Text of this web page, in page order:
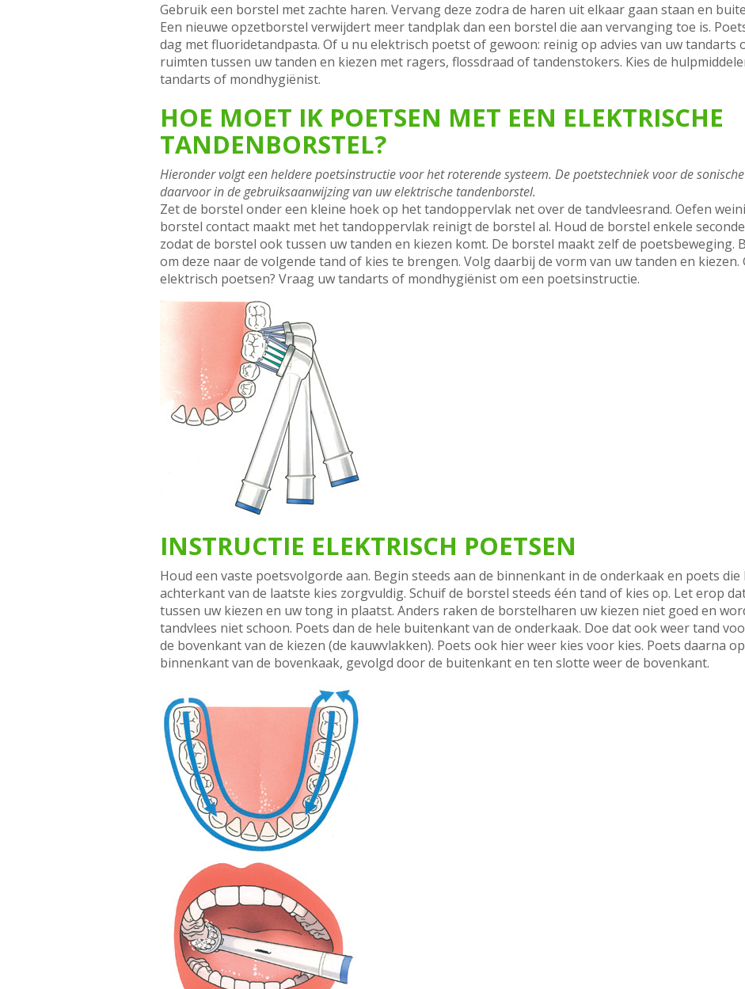
Gebruik een borstel met zachte haren. Vervang deze zodra de haren uit elkaar gaan staan en
Een nieuwe opzetborstel verwijdert meer tandplak dan een borstel die aan vervanging toe is.
dag met fluoridetandpasta. Of u nu elektrisch poetst of gewoon: reinig op advies van uw tandarts
ruimten tussen uw tanden en kiezen met ragers, flossdraad of tandenstokers. Kies de
tandarts of mondhygiënist.
HOE MOET IK POETSEN MET EEN ELEKTRISCHE
TANDENBORSTEL?
Hieronder volgt een heldere poetsinstructie voor het roterende systeem. De poetstechniek voor de
daarvoor in de gebruiksaanwijzing van uw elektrische tandenborstel.
Zet de borstel onder een kleine hoek op het tandoppervlak net over de tandvleesrand. Oefen
borstel contact maakt met het tandoppervlak reinigt de borstel al. Houd de borstel enkele
zodat de borstel ook tussen uw tanden en kiezen komt. De borstel maakt zelf de poetsbeweging.
om deze naar de volgende tand of kies te brengen. Volg daarbij de vorm van uw tanden en
elektrisch poetsen? Vraag uw tandarts of mondhygiënist om een poetsinstructie.
INSTRUCTIE ELEKTRISCH POETSEN
Houd een vaste poetsvolgorde aan. Begin steeds aan de binnenkant in de onderkaak en poets die
achterkant van de laatste kies zorgvuldig. Schuif de borstel steeds één tand of kies op. Let erop
tussen uw kiezen en uw tong in plaatst. Anders raken de borstelharen uw kiezen niet goed en
tandvlees niet schoon. Poets dan de hele buitenkant van de onderkaak. Doe dat ook weer tand
de bovenkant van de kiezen (de kauwvlakken). Poets ook hier weer kies voor kies. Poets daarna
binnenkant van de bovenkaak, gevolgd door de buitenkant en ten slotte weer de bovenkant.